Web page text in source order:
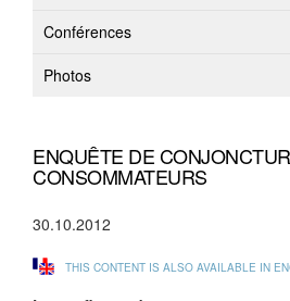
Conférences
Photos
ENQUÊTE DE
CONSOMMATEURS
30.10.2012
THIS CONTENT IS ALSO AVAILABLE IN